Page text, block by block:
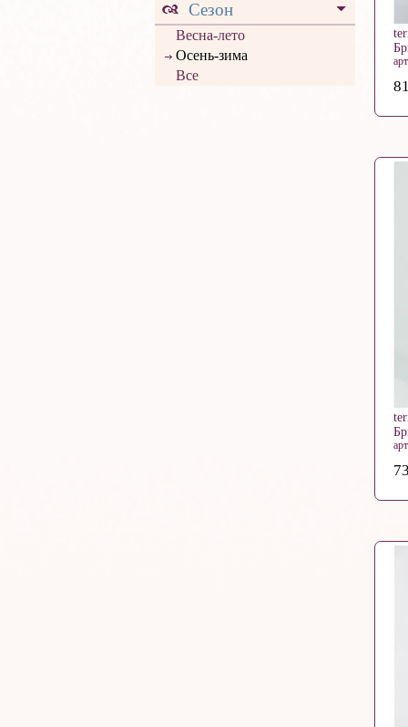
Сезон
Весна-лето
Осень-зима
Все